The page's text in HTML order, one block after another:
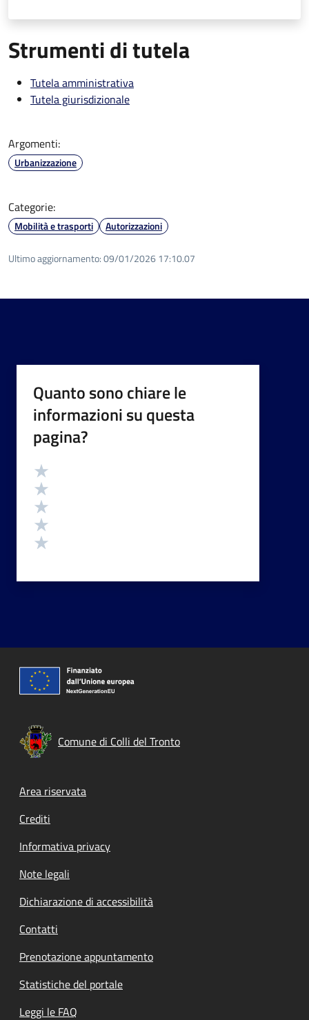
Strumenti di tutela
Tutela amministrativa
Tutela giurisdizionale
Argomenti:
Urbanizzazione
Categorie:
Mobilità e trasporti Autorizzazioni
Ultimo aggiornamento:09/01/2026 17:10.07
Quanto sono chiare le
informazioni su questa
pagina?
Valutazione
Comune di Colli del Tronto
Footer menu
Area riservata
Crediti
Informativa privacy
Note legali
Dichiarazione di accessibilità
Contatti
Prenotazione appuntamento
Statistiche del portale
Leggi le FAQ